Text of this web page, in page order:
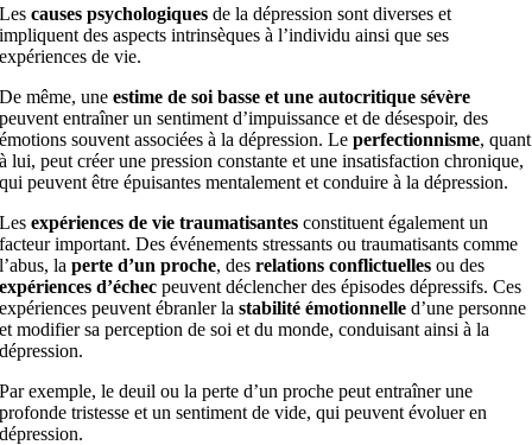
Les causes psychologiques de la dépression sont diverses et
impliquent des aspects intrinsèques à l’individu ainsi que ses
expériences de vie.
De même, uneestime de soi basse et une autocritique sévère
peuvent entraîner un sentiment d’impuissance et de désespoir, des
émotions souvent associées à la dépression. Leperfectionnisme, quant
à lui, peut créer une pression constante et une insatisfaction chronique,
qui peuvent être épuisantes mentalement et conduire à la dépression.
Les expériences de vie traumatisantes constituent également un
facteur important. Des événements stressants ou traumatisants comme
l’abus, laperte d’un proche, desrelations conflictuellesou des
expériences d’échecpeuvent déclencher des épisodes dépressifs. Ces
expériences peuvent ébranler lastabilité émotionnelle d’une personne
et modifier sa perception de soi et du monde, conduisant ainsi à la
dépression.
Par exemple, le deuil ou la perte d’un proche peut entraîner une
profonde tristesse et un sentiment de vide, qui peuvent évoluer en
dépression.